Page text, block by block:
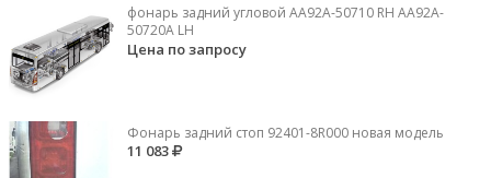
фонарь задний угловой AA92A-50710 RH AA92A-
50720A LH
Цена по запросу
Фонарь задний стоп 92401-8R000 новая модель
11 083